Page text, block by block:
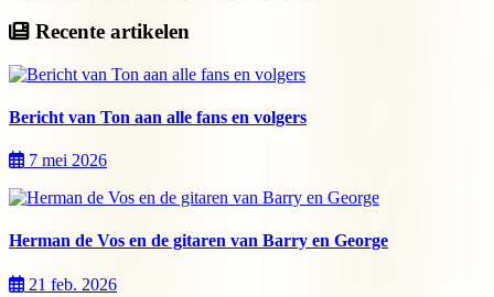
Recente artikelen
Bericht van Ton aan alle fans en volgers
7 mei 2026
Herman de Vos en de gitaren van Barry en George
21 feb. 2026